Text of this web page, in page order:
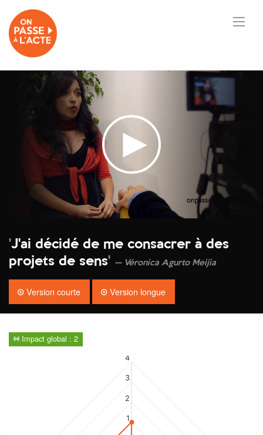
'J'ai décidé de me consacrer à des
projets de sens' Véronica Agurto Meijia
Version courte Version longue
Impact global : 2
1
2
3
4